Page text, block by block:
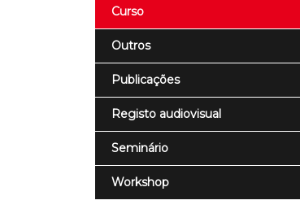
Curso
Outros
Publicações
Registo audiovisual
Seminário
Workshop